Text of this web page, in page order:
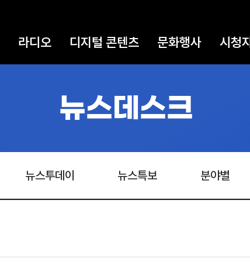
라디오 디지털 콘텐츠 문화행사 시청
뉴스데스크
뉴스투데이 뉴스특보 분야별